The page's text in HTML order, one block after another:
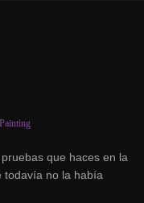
que haces en la
todavía no la había